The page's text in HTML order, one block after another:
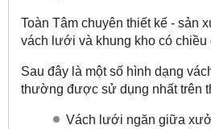
Toàn Tâm chuyên thiết kế - sản
vách lưới và khung kho có chiều
Sau đây là một số hình dạng
thường được sử dụng nhất trên
Vách lưới ngăn giữa